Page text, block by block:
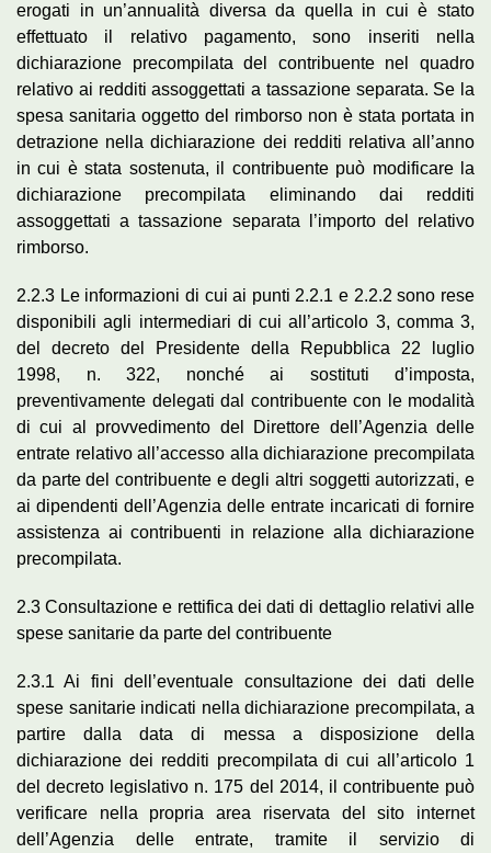
erogati in un’annualità diversa da quella in cui è stato
effettuato il relativo pagamento, sono inseriti nella
dichiarazione precompilata del contribuente nel quadro
relativo ai redditi assoggettati a tassazione separata. Se la
spesa sanitaria oggetto del rimborso non è stata portata in
detrazione nella dichiarazione dei redditi relativa all’anno
in cui è stata sostenuta, il contribuente può modificare la
dichiarazione precompilata eliminando dai redditi
assoggettati a tassazione separata l’importo del relativo
rimborso.
2.2.3 Le informazioni di cui ai punti 2.2.1 e 2.2.2 sono rese
disponibili agli intermediari di cui all’articolo 3, comma 3,
del decreto del Presidente della Repubblica 22 luglio
1998, n. 322, nonché ai sostituti d’imposta,
preventivamente delegati dal contribuente con le modalità
di cui al provvedimento del Direttore dell’Agenzia delle
entrate relativo all’accesso alla dichiarazione precompilata
da parte del contribuente e degli altri soggetti autorizzati, e
ai dipendenti dell’Agenzia delle entrate incaricati di fornire
assistenza ai contribuenti in relazione alla dichiarazione
precompilata.
2.3 Consultazione e rettifica dei dati di dettaglio relativi alle
spese sanitarie da parte del contribuente
2.3.1 Ai fini dell’eventuale consultazione dei dati delle
spese sanitarie indicati nella dichiarazione precompilata, a
partire dalla data di messa a disposizione della
dichiarazione dei redditi precompilata di cui all’articolo 1
del decreto legislativo n. 175 del 2014, il contribuente può
verificare nella propria area riservata del sito internet
dell’Agenzia delle entrate, tramite il servizio di